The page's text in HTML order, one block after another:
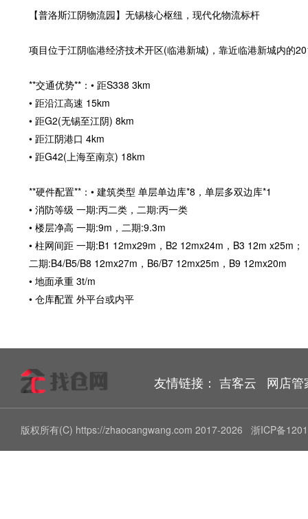
【普洛斯江阴物流园】无锡核心枢纽，现代化物流标杆
项目位于江阴临港经济技术开区(临港新城)，靠近临港新城内的
**交通优势**：• 距S338 3km
• 距沿江高速 15km
• 距G2(无锡至江阴) 8km
• 距江阴港口 4km
• 距G42(上海至南京) 18km
**硬件配置**：• 建筑类型 单层单边库*8，单层多双边库*1
• 消防等级 一期:丙二类，二期:丙一类
• 楼层净高 一期:9m，二期:9.3m
• 柱网间距 一期:B1 12mx29m，B2 12mx24m，B3 12m x25m；
二期:B4/B5/B8 12mx27m，B6/B7 12mx25m，B9 12mx20m
• 地面承重 3t/m
• 仓库配置 外平台或内平
友情链接： 吉客云 网店管
版权所有(C) https://zhaocangwang.com 2017-2026 浙ICP备